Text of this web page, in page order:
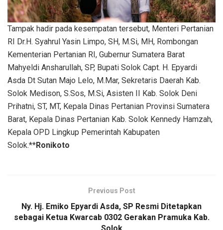
Tampak hadir pada kesempatan tersebut, Menteri Pertanian
RI Dr.H. Syahrul Yasin Limpo, SH, M.Si, MH, Rombongan
Kementerian Pertanian RI, Gubernur Sumatera Barat
Mahyeldi Ansharullah, SP, Bupati Solok Capt. H. Epyardi
Asda Dt Sutan Majo Lelo, M.Mar, Sekretaris Daerah Kab.
Solok Medison, S.Sos, M.Si, Asisten II Kab. Solok Deni
Prihatni, ST, MT, Kepala Dinas Pertanian Provinsi Sumatera
Barat, Kepala Dinas Pertanian Kab. Solok Kennedy Hamzah,
Kepala OPD Lingkup Pemerintah Kabupaten
Solok.**Ronikoto
Previous Post
Ny. Hj. Emiko Epyardi Asda, SP Resmi Ditetapkan
sebagai Ketua Kwarcab 0302 Gerakan Pramuka Kab.